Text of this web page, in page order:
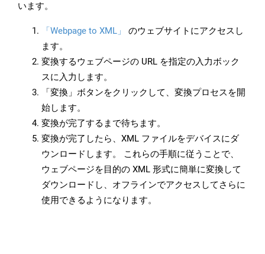
います。
「Webpage to XML」
のウェブサイトにアクセスし
ます。
変換するウェブページの URL を指定の入力ボック
スに入力します。
「変換」ボタンをクリックして、変換プロセスを開
始します。
変換が完了するまで待ちます。
変換が完了したら、XML ファイルをデバイスにダ
ウンロードします。 これらの手順に従うことで、
ウェブページを目的の XML 形式に簡単に変換して
ダウンロードし、オフラインでアクセスしてさらに
使用できるようになります。